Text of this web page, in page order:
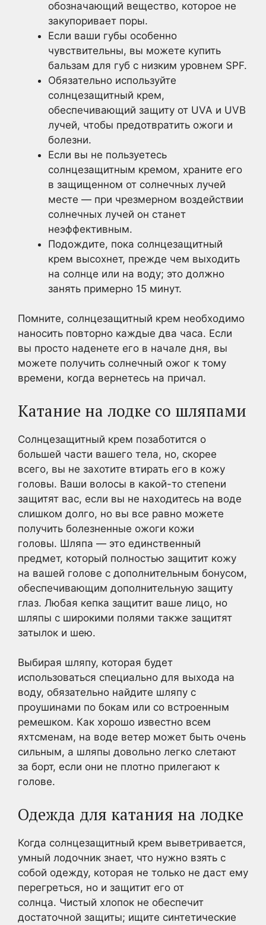
обозначающий вещество, которое не
закупоривает поры.
Если ваши губы особенно
чувствительны, вы можете купить
бальзам для губ с низким уровнем SPF.
Обязательно используйте
солнцезащитный крем,
обеспечивающий защиту от UVA и UVB
лучей, чтобы предотвратить ожоги и
болезни.
Если вы не пользуетесь
солнцезащитным кремом, храните его
в защищенном от солнечных лучей
месте — при чрезмерном воздействии
солнечных лучей он станет
неэффективным.
Подождите, пока солнцезащитный
крем высохнет, прежде чем выходить
на солнце или на воду; это должно
занять примерно 15 минут.
Помните, солнцезащитный крем необходимо
наносить повторно каждые два часа. Если
вы просто наденете его в начале дня, вы
можете получить солнечный ожог к тому
времени, когда вернетесь на причал.
Катание на лодке со шляпами
Солнцезащитный крем позаботится о
большей части вашего тела, но, скорее
всего, вы не захотите втирать его в кожу
головы. Ваши волосы в какой-то степени
защитят вас, если вы не находитесь на воде
слишком долго, но вы все равно можете
получить болезненные ожоги кожи
головы. Шляпа — это единственный
предмет, который полностью защитит кожу
на вашей голове с дополнительным бонусом,
обеспечивающим дополнительную защиту
глаз. Любая кепка защитит ваше лицо, но
шляпы с широкими полями также защитят
затылок и шею.
Выбирая шляпу, которая будет
использоваться специально для выхода на
воду, обязательно найдите шляпу с
проушинами по бокам или со встроенным
ремешком. Как хорошо известно всем
яхтсменам, на воде ветер может быть очень
сильным, а шляпы довольно легко слетают
за борт, если они не плотно прилегают к
голове.
Одежда для катания на лодке
Когда солнцезащитный крем выветривается,
умный лодочник знает, что нужно взять с
собой одежду, которая не только не даст ему
перегреться, но и защитит его от
солнца. Чистый хлопок не обеспечит
достаточной защиты; ищите синтетические